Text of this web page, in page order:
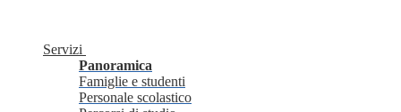
Servizi
Panoramica
Famiglie e studenti
Personale scolastico